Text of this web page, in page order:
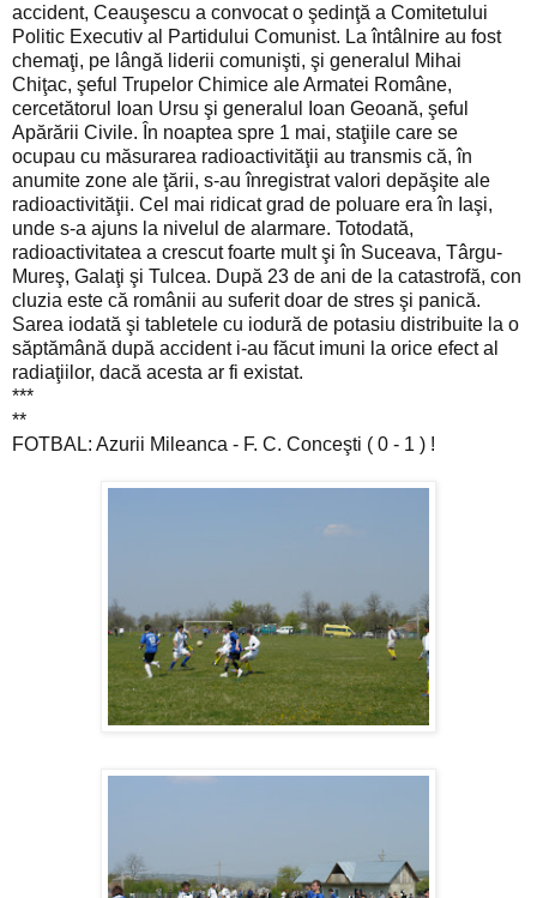
accident, Ceauşescu a convocat o şedinţă a Comitetului
Politic Executiv al Partidului Comunist. La întâlnire au fost
chemaţi, pe lângă liderii comunişti, şi generalul Mihai
Chiţac, şeful Trupelor Chimice ale Armatei Române,
cercetătorul Ioan Ursu şi generalul Ioan Geoană, şeful
Apărării Civile. În noaptea spre 1 mai, staţiile care se
ocupau cu măsurarea radioactivităţii au transmis că, în
anumite zone ale ţării, s-au înregistrat valori depăşite ale
radioactivităţii. Cel mai ridicat grad de poluare era în Iaşi,
unde s-a ajuns la nivelul de alarmare. Totodată,
radioactivitatea a crescut foarte mult şi în Suceava, Târgu-
Mureş, Galaţi şi Tulcea. După 23 de ani de la catastrofă, con
cluzia este că românii au suferit doar de stres şi panică.
Sarea iodată şi tabletele cu iodură de potasiu distribuite la o
săptămână după accident i-au făcut imuni la orice efect al
radiaţiilor, dacă acesta ar fi existat.
***
**
FOTBAL: Azurii Mileanca - F. C. Conceşti ( 0 - 1 ) !